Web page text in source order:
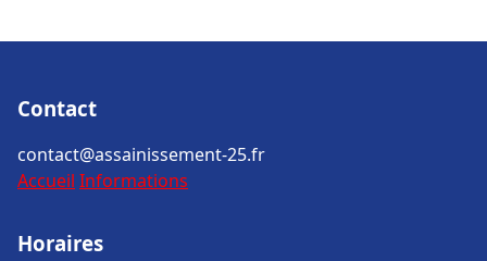
Contact
contact@assainissement-25.fr
Accueil Informations
Horaires